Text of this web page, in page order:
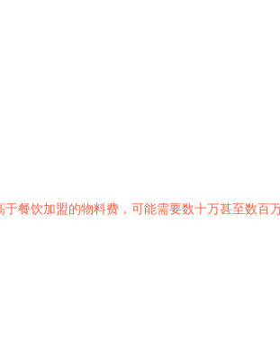
餐饮加盟的物料费，可能需要数十万甚至数百万